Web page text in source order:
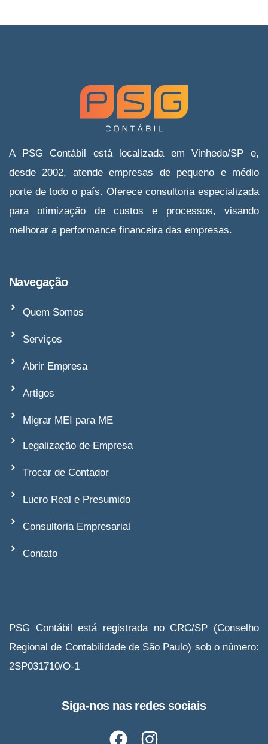
A PSG Contábil está localizada em Vinhedo/SP e,
desde 2002, atende empresas de pequeno e médio
porte de todo o país. Oferece consultoria especializada
para otimização de custos e processos, visando
melhorar a performance financeira das empresas.
Navegação
Quem Somos
Serviços
Abrir Empresa
Artigos
Migrar MEI para ME
Legalização de Empresa
Trocar de Contador
Lucro Real e Presumido
Consultoria Empresarial
Contato
PSG Contábil está registrada no CRC/SP (Conselho
Regional de Contabilidade de São Paulo) sob o número:
2SP031710/O-1
Siga-nos nas redes sociais